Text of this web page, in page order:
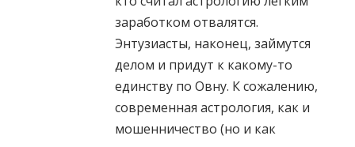
заработком отвалятся.
Энтузиасты, наконец, займутся
делом и придут к какому-то
единству по Овну. К сожалению,
современная астрология, как и
мошенничество (но и как